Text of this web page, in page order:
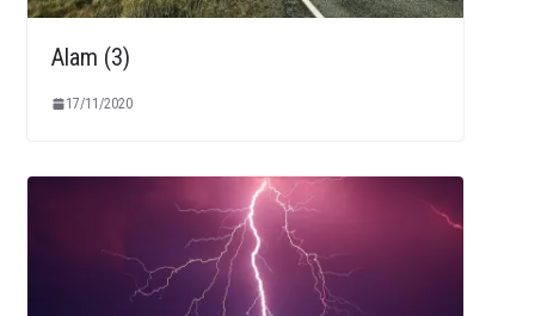
Alam (3)
17/11/2020